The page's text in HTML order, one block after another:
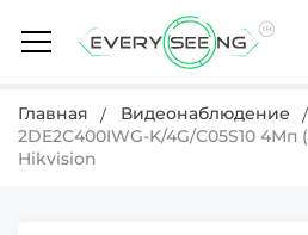
Главная Видеонаблюдение
2DE2C400IWG-K/4G/C05S10
Hikvision